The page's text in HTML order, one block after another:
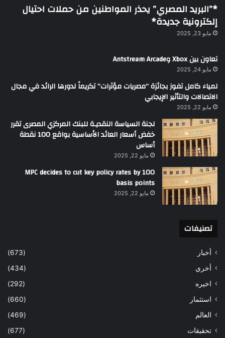
*”البريد المصري” يحذر المواطنين من حملات احتيال
إلكترونية جديدة*
مايو 23, 2025
تعاون بين Xbox وAntstream Arcade
مايو 24, 2025
لمياء كامل تفوز بجائزة “مصريات مؤثرات” تكريماً لدورها الرائد في مجال
الاتصالات والتأثير الإيجابي
مايو 22, 2025
لجنة السياسة النقديـة للبنك المركزي المصرى تقرر
خفض أسعار العائد الأساسية بواقع 100 نقطة
أساس
مايو 22, 2025
MPC decides to cut key policy rates by 100
basis points
مايو 22, 2025
تصنيفات
أخبار
(673)
أخري
(434)
اخيره
(292)
استثمار
(660)
العالم
(469)
تحقيقات
(677)